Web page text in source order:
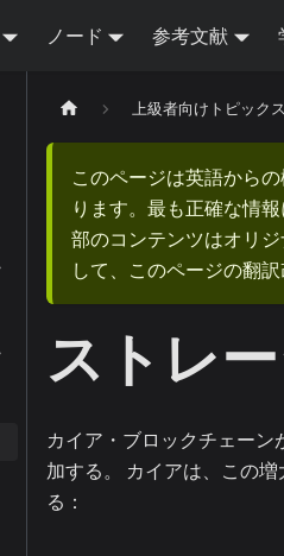
ノード 参考文献
上級者向けトピックス
このページは英語から
ります。最も正確な情
部のコンテンツはオリ
して、このページの翻
ストレ
カイア・ブロックチェー
加する。 カイアは、この
る：